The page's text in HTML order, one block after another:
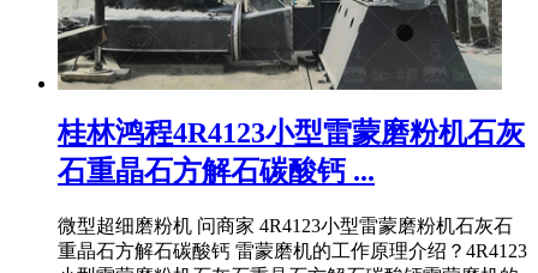
桂林鸿程4R4123小型雷蒙磨粉机石灰
石重晶石方解石碳酸钙 ...
微型超细磨粉机 问商家 4R4123小型雷蒙磨粉机石灰石
重晶石方解石碳酸钙 雷蒙磨机的工作原理介绍？4R4123